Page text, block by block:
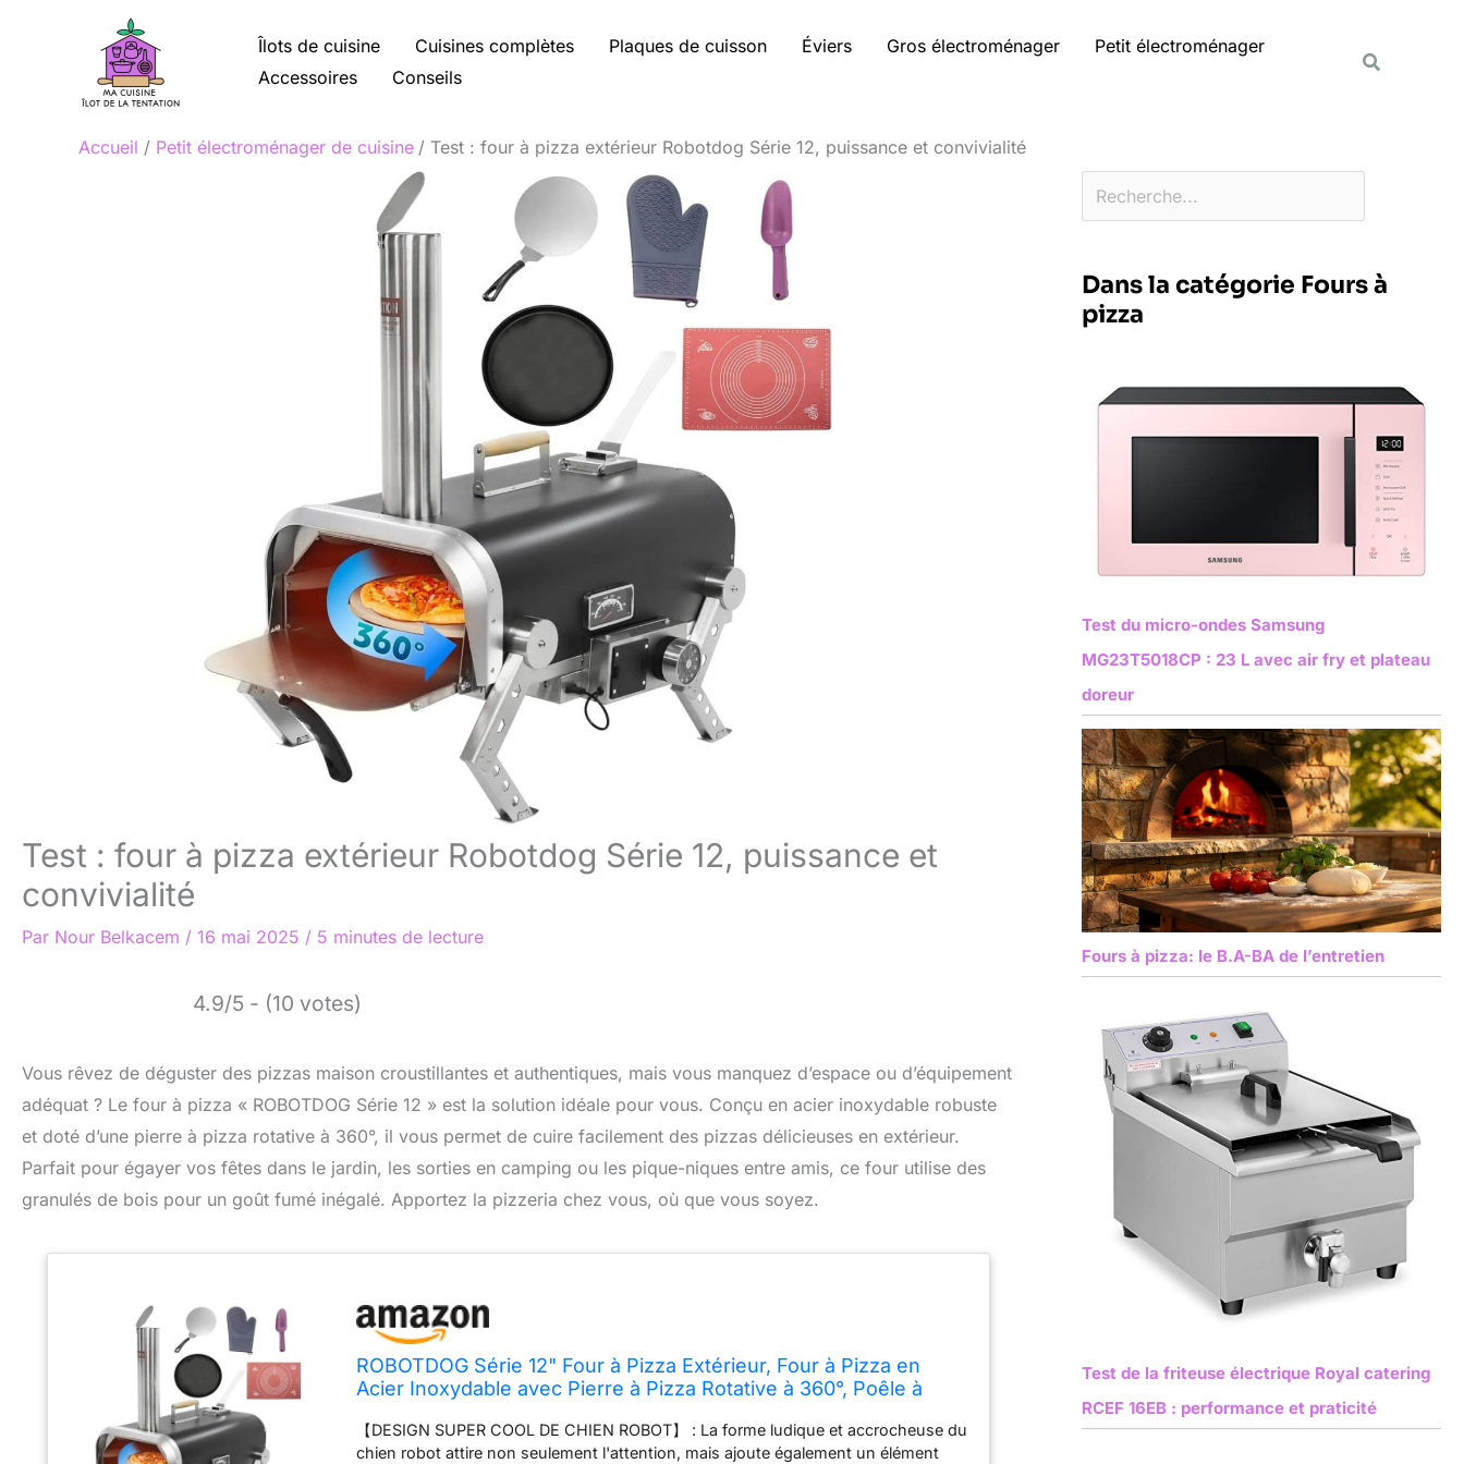
Îlots de cuisine Cuisines complètes Plaques de cuisson Éviers Gros électroménager
Petit électroménager
Accessoires
Conseils
Accueil Petit électroménager de cuisine Test : four à pizza extérieur Robotdog Série 12, puissance et convivialité
Test : four à pizza extérieur Robotdog Série 12, puissance et
convivialité
Par Nour Belkacem / 16 mai 2025 / 5 minutes de lecture
4.9/5 - (10 votes)
Vous rêvez de déguster des pizzas maison croustillantes et authentiques, mais vous manquez d’espace ou d’équipement
adéquat ? Le four à pizza « ROBOTDOG Série 12 » est la solution idéale pour vous. Conçu en acier inoxydable robuste
et doté d’une pierre à pizza rotative à 360°, il vous permet de cuire facilement des pizzas délicieuses en extérieur.
Parfait pour égayer vos fêtes dans le jardin, les sorties en camping ou les pique-niques entre amis, ce four utilise des
granulés de bois pour un goût fumé inégalé. Apportez la pizzeria chez vous, où que vous soyez.
ROBOTDOG Série 12" Four à Pizza Extérieur, Four à Pizza en
Acier Inoxydable avec Pierre à Pizza Rotative à 360°, Poêle à
Pique-Niques
【DESIGN SUPER COOL DE CHIEN ROBOT】 : La forme ludique et accrocheuse du
chien robot attire non seulement l'attention, mais ajoute également un élément
Dans la catégorie Fours à
pizza
Test du micro-ondes Samsung
MG23T5018CP : 23 L avec air fry et plateau
doreur
Fours à pizza: le B.A-BA de l’entretien
Test de la friteuse électrique Royal catering
RCEF 16EB : performance et praticité